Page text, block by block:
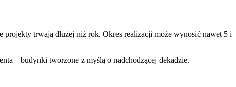
trwają dłużej niż rok. Okres realizacji może wynosić nawet 5 i
– budynki tworzone z myślą o nadchodzącej dekadzie.